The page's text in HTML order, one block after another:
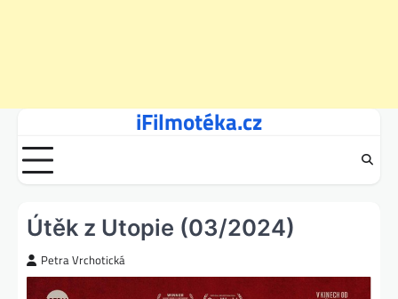
content
iFilmotéka.cz
Útěk z Utopie (03/2024)
Petra Vrchotická